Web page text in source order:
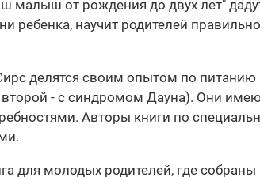
малыш от рождения до двух лет"
ребенка, научит родителей
делятся своим опытом по питанию
- с синдромом Дауна). Они
Авторы книги по
для молодых родителей, где